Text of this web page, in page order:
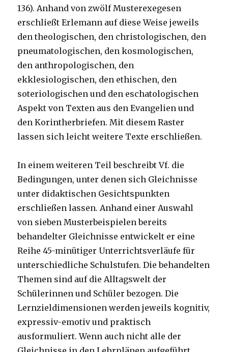
136). Anhand von zwölf Musterexegesen
erschließt Erlemann auf diese Weise jeweils
den theologischen, den christologischen, den
pneumatologischen, den kosmologischen,
den anthropologischen, den
ekklesiologischen, den ethischen, den
soteriologischen und den eschatologischen
Aspekt von Texten aus den Evangelien und
den Korintherbriefen. Mit diesem Raster
lassen sich leicht weitere Texte erschließen.
In einem weiteren Teil beschreibt Vf. die
Bedingungen, unter denen sich Gleichnisse
unter didaktischen Gesichtspunkten
erschließen lassen. Anhand einer Auswahl
von sieben Musterbeispielen bereits
behandelter Gleichnisse entwickelt er eine
Reihe 45-minütiger Unterrichtsverläufe für
unterschiedliche Schulstufen. Die behandelten
Themen sind auf die Alltagswelt der
Schülerinnen und Schüler bezogen. Die
Lernzieldimensionen werden jeweils kognitiv,
expressiv-emotiv und praktisch
ausformuliert. Wenn auch nicht alle der